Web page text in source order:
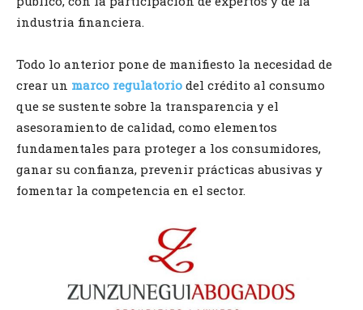
industria financiera.
Todo lo anterior pone de manifiesto la necesidad de
crear un marco regulatorio del crédito al consumo
que se sustente sobre la transparencia y el
asesoramiento de calidad, como elementos
fundamentales para proteger a los consumidores,
ganar su confianza, prevenir prácticas abusivas y
fomentar la competencia en el sector.